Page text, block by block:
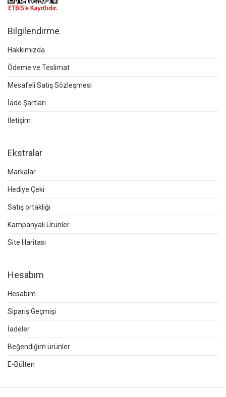
Bilgilendirme
Hakkımızda
Ödeme ve Teslimat
Mesafeli Satış Sözleşmesi
İade Şartları
İletişim
Ekstralar
Markalar
Hediye Çeki
Satış ortaklığı
Kampanyalı Ürünler
Site Haritası
Hesabım
Hesabım
Sipariş Geçmişi
İadeler
Beğendiğim ürünler
E-Bülten